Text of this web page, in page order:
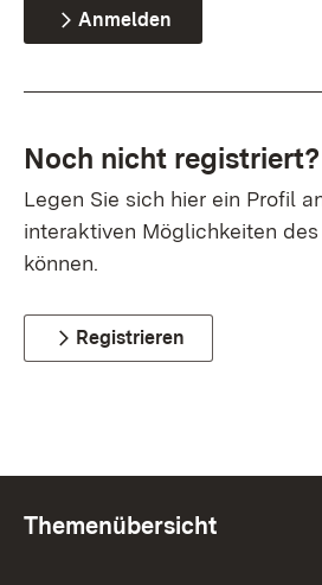
Anmelden
Noch nicht registriert?
Legen Sie sich hier ein Profil
interaktiven Möglichkeiten
können.
Registrieren
Themenübersicht